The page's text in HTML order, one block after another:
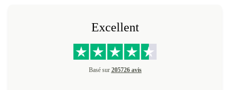
Excellent
Basé sur 205726 avis